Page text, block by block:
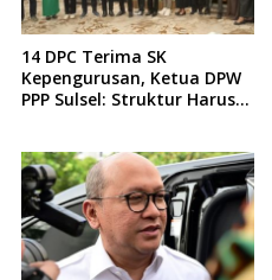
14 DPC Terima SK
Kepengurusan, Ketua DPW
PPP Sulsel: Struktur Harus